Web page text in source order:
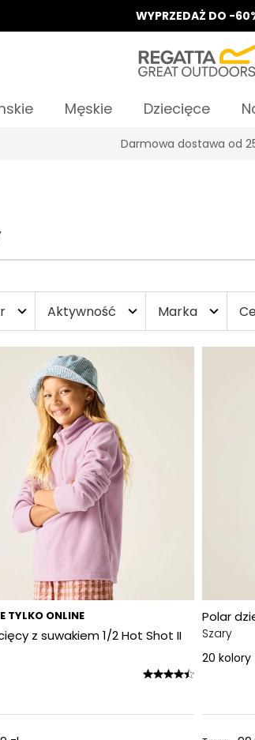
WYPRZEDAŻ DO -
Męskie Dziecięce
Odbierz 15%, za zapis do
expand_more Aktywność expand_more Marka expand_more
TYLKO ONLINE
z suwakiem 1/2 Hot Shot II
Polar
Szary
20 kolory